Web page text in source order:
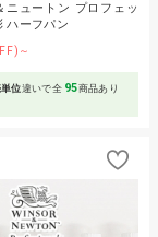
ニュートン プロフェッ
ハーフパン
～
位違いで全 95商品あり